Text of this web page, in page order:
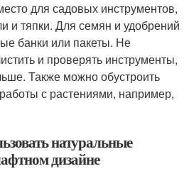
для садовых инструментов,
и тяпки. Для семян и удобрений
банки или пакеты. Не
и проверять инструменты,
Также можно обустроить
с растениями, например,
натуральные
дизайне